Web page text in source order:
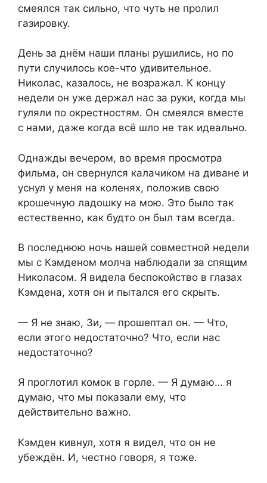
смеялся так сильно, что чуть не пролил
газировку.
День за днём наши планы рушились, но по
пути случилось кое-что удивительное.
Николас, казалось, не возражал. К концу
недели он уже держал нас за руки, когда мы
гуляли по окрестностям. Он смеялся вместе
с нами, даже когда всё шло не так идеально.
Однажды вечером, во время просмотра
фильма, он свернулся калачиком на диване и
уснул у меня на коленях, положив свою
крошечную ладошку на мою. Это было так
естественно, как будто он был там всегда.
В последнюю ночь нашей совместной недели
мы с Кэмденом молча наблюдали за спящим
Николасом. Я видела беспокойство в глазах
Кэмдена, хотя он и пытался его скрыть.
— Я не знаю, Зи, — прошептал он. — Что,
если этого недостаточно? Что, если нас
недостаточно?
Я проглотил комок в горле. — Я думаю… я
думаю, что мы показали ему, что
действительно важно.
Кэмден кивнул, хотя я видел, что он не
убеждён. И, честно говоря, я тоже.